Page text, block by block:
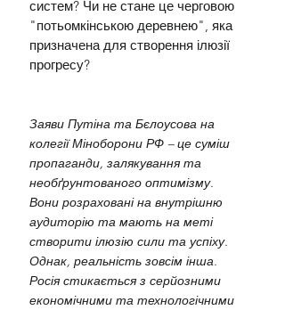
систем? Чи не стане це черговою
"потьомкінською деревнею", яка
призначена для створення ілюзії
прогресу?
Заяви Путіна та Бєлоусова на
колегії Міноборони РФ – це суміш
пропаганди, залякування та
необґрунтованого оптимізму.
Вони розраховані на внутрішню
аудиторію та мають на меті
створити ілюзію сили та успіху.
Однак, реальність зовсім інша.
Росія стикається з серйозними
економічними та технологічними